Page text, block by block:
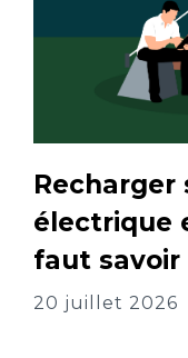
Recharger
électrique
faut savoir
20 juillet 2026